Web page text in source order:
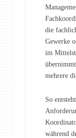
die
Gewerke
im
mehrere
So
während